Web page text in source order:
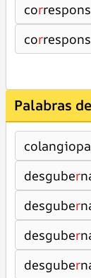
cor
cor
Palabras
desguber
desguber
desguber
desguber